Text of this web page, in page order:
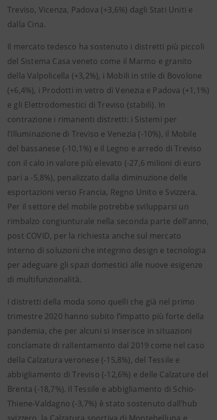
Treviso, Vicenza, Padova (+3,6%) dagli Stati Uniti e
dalla Cina.
Il mercato tedesco ha sostenuto i distretti più piccoli
del Sistema Casa veneto come il Marmo e granito
della Valpolicella (+3,2%), i Mobili in stile di Bovolone
(+6,4%), i Prodotti in vetro di Venezia e Padova (+1,1%)
e gli Elettrodomestici di Treviso (stabili). In
contrazione i rimanenti distretti: i Sistemi per
l’Illuminazione di Treviso e Venezia (-10%), il Mobile
del bassanese (-10,1%) e il Legno e arredo di Treviso
con il calo in valore più elevato (-27,6 milioni di euro
pari a -5,8%), penalizzato dalla diminuzione delle
esportazioni verso Francia, Regno Unito e Svizzera.
Per il settore del mobile potrebbe svilupparsi un
rimbalzo congiunturale nella seconda parte dell’anno,
post COVID, per la richiesta anche sul mercato
interno di soluzioni che integrino design e tecnologia
per adeguare gli spazi domestici alle nuove esigenze
di multifunzionalità.
I distretti della moda sono quelli che già nel primo
trimestre 2020 hanno subito l’impatto più forte della
pandemia, che per alcuni si inserisce in situazioni
conclamate di rallentamento dal 2019 come nel caso
della Calzatura veronese (-15,8%), del Tessile e
abbigliamento di Treviso (-12,6%) e delle Calzature del
Brenta (-18,7%). Il Tessile e abbigliamento di Schio-
Thiene-Valdagno (-3,7%) è stato sostenuto dall’hub